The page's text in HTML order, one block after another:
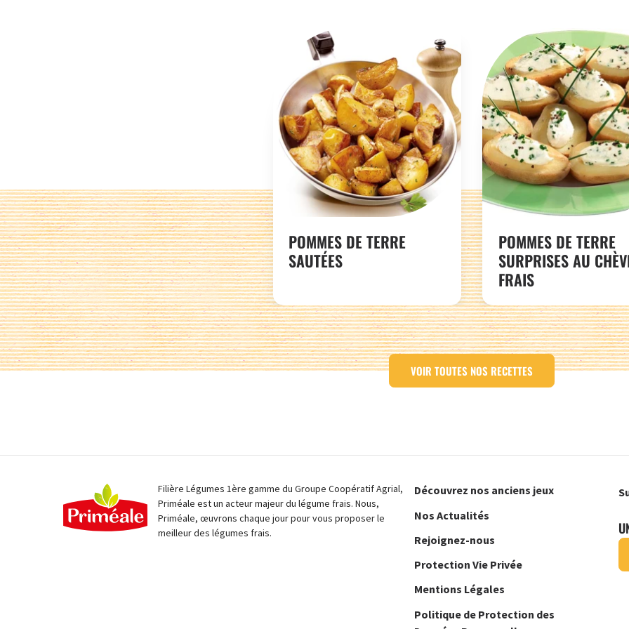
POMMES DE TERRE
SAUTÉES
POMMES DE TERRE
SURPRISES AU
FRAIS
VOIR TOUTES NOS RECETTES
Filière Légumes 1ère gamme du Groupe Coopératif Agrial,
Priméale est un acteur majeur du légume frais. Nous,
Priméale, œuvrons chaque jour pour vous proposer le
meilleur des légumes frais.
Découvrez nos anciens jeux
Nos Actualités
Rejoignez-nous
Protection Vie Privée
Mentions Légales
Politique de Protection des